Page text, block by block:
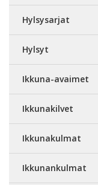
Hylsysarjat
Hylsyt
Ikkuna-avaimet
Ikkunakilvet
Ikkunakulmat
Ikkunankulmat